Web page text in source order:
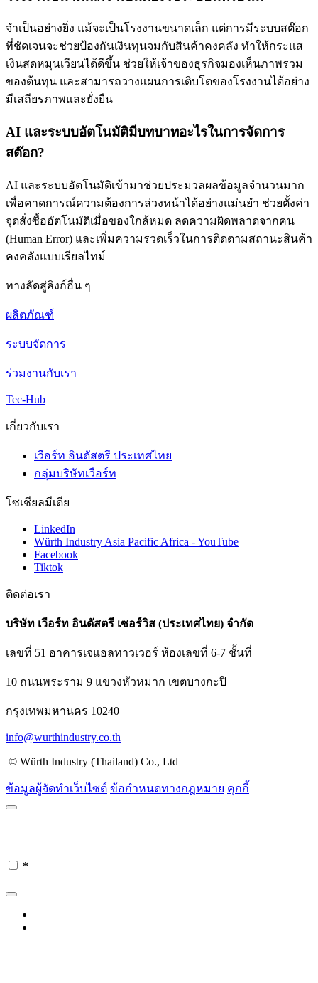
จำเป็นอย่างยิ่ง แม้จะเป็นโรงงานขนาดเล็ก แต่การมีระบบสต๊อก
ที่ชัดเจนจะช่วยป้องกันเงินทุนจมกับสินค้าคงคลัง ทำให้กระแส
เงินสดหมุนเวียนได้ดีขึ้น ช่วยให้เจ้าของธุรกิจมองเห็นภาพรวม
ของต้นทุน และสามารถวางแผนการเติบโตของโรงงานได้อย่าง
มีเสถียรภาพและยั่งยืน
AI และระบบอัตโนมัติมีบทบาทอะไรในการจัดการ
สต๊อก?
AI และระบบอัตโนมัติเข้ามาช่วยประมวลผลข้อมูลจำนวนมาก
เพื่อคาดการณ์ความต้องการล่วงหน้าได้อย่างแม่นยำ ช่วยตั้งค่า
จุดสั่งซื้ออัตโนมัติเมื่อของใกล้หมด ลดความผิดพลาดจากคน
(Human Error) และเพิ่มความรวดเร็วในการติดตามสถานะสินค้า
คงคลังแบบเรียลไทม์
ทางลัดสู่ลิงก์อื่น ๆ
ผลิตภัณฑ์
ระบบจัดการ
ร่วมงานกับเรา
Tec-Hub
เกี่ยวกับเรา
เวือร์ท อินดัสตรี ประเทศไทย
กลุ่มบริษัทเวือร์ท
โซเชียลมีเดีย
LinkedIn
Würth Industry Asia Pacific Africa - YouTube
Facebook
Tiktok
ติดต่อเรา
บริษัท เวือร์ท อินดัสตรี เซอร์วิส (ประเทศไทย) จำกัด
เลขที่ 51 อาคารเจแอลทาวเวอร์ ห้องเลขที่ 6-7 ชั้นที่
10 ถนนพระราม 9 แขวงหัวหมาก เขตบางกะปิ
กรุงเทพมหานคร 10240
info@wurthindustry.co.th
© Würth Industry (Thailand) Co., Ltd
ข้อมูลผู้จัดทำเว็บไซต์ ข้อกำหนดทางกฎหมาย คุกกี้
*